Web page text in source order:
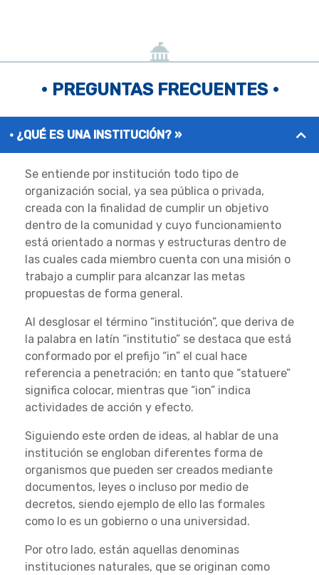
• PREGUNTAS FRECUENTES •
¿QUÉ ES UNA INSTITUCIÓN? »
Se entiende por institución todo tipo de
organización social, ya sea pública o privada,
creada con la finalidad de cumplir un objetivo
dentro de la comunidad y cuyo funcionamiento
está orientado a normas y estructuras dentro de
las cuales cada miembro cuenta con una misión o
trabajo a cumplir para alcanzar las metas
propuestas de forma general.
Al desglosar el término “institución”, que deriva de
la palabra en latín “institutio” se destaca que está
conformado por el prefijo “in” el cual hace
referencia a penetración; en tanto que “statuere”
significa colocar, mientras que “ion” indica
actividades de acción y efecto.
Siguiendo este orden de ideas, al hablar de una
institución se engloban diferentes forma de
organismos que pueden ser creados mediante
documentos, leyes o incluso por medio de
decretos, siendo ejemplo de ello las formales
como lo es un gobierno o una universidad.
Por otro lado, están aquellas denominas
instituciones naturales, que se originan como